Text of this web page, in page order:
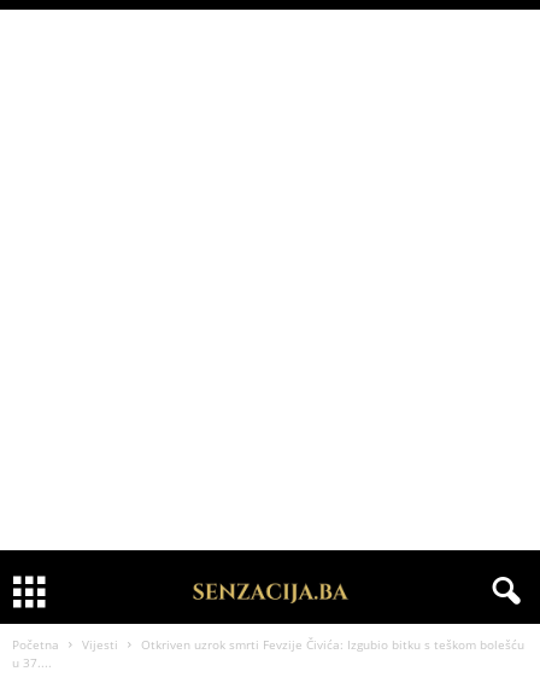
Početna Vijesti
Otkriven uzrok smrti Fevzije Čivića: Izgubio bitku s teškom bolešću
u 37....